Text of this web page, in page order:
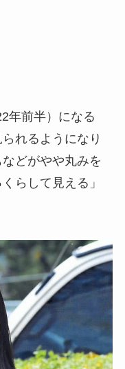
年前半）になる
れるようになり
どがやや丸みを
らして見える」